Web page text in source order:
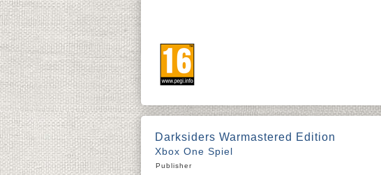
Darksiders Warmastered Edition
Xbox One Spiel
Publisher